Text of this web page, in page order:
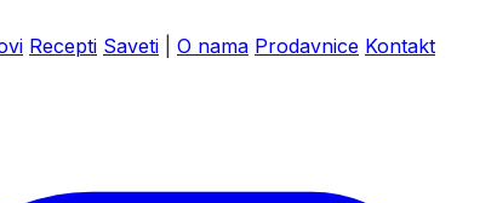
Recepti Saveti O nama Prodavnice Kontakt